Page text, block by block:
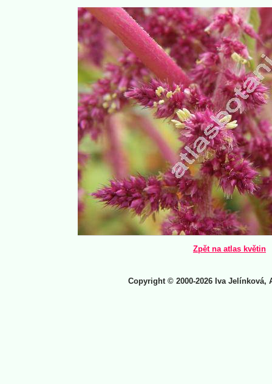
Zpět na atlas květin
Copyright © 2000-2026 Iva Jelínková,